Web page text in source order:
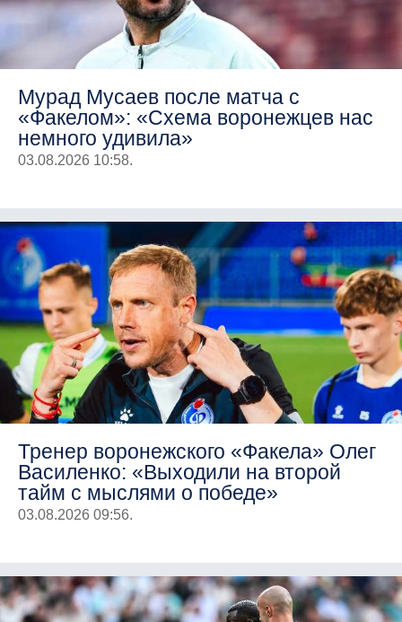
Мурад Мусаев после матча с
«Факелом»: «Схема воронежцев нас
немного удивила»
03.08.2026 10:58.
Тренер воронежского «Факела» Олег
Василенко: «Выходили на второй
тайм с мыслями о победе»
03.08.2026 09:56.